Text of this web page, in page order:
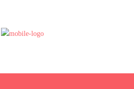
Offres d’emploi